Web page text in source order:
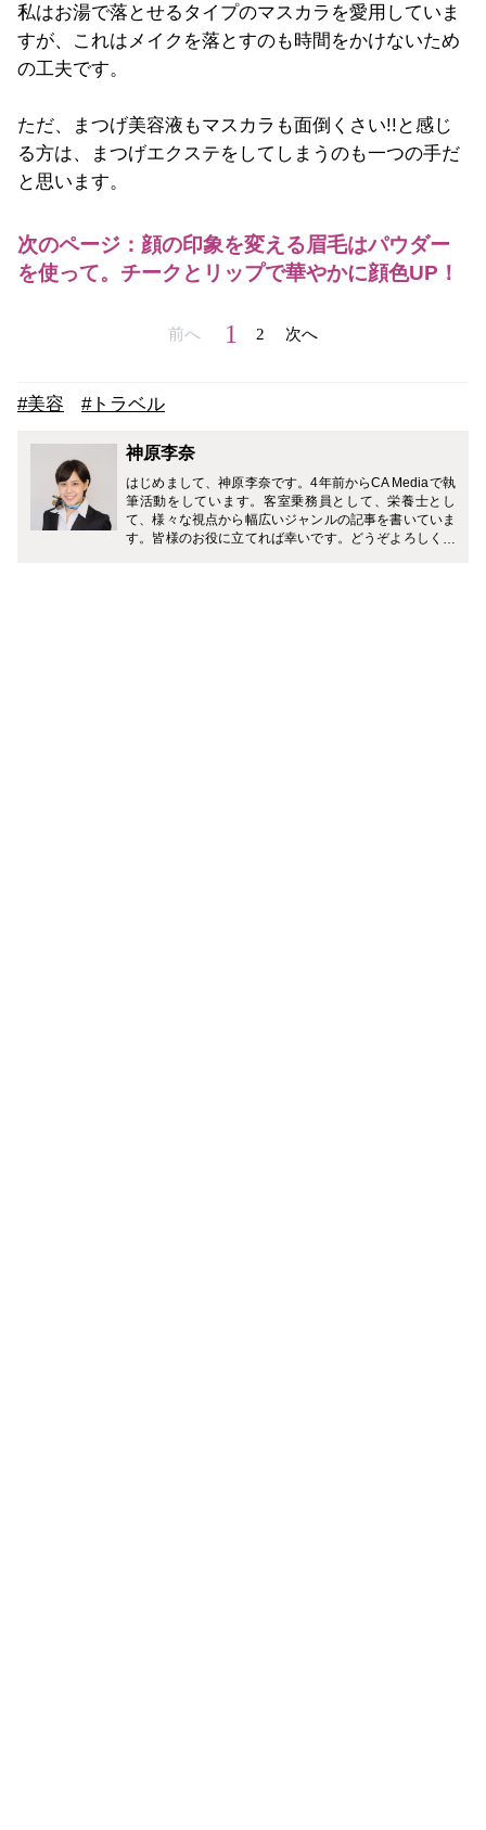
私はお湯で落とせるタイプのマスカラを愛用していま
すが、
これはメイクを落とすのも時間をかけないため
の工夫です。
ただ、まつげ美容液もマスカラも面倒くさい!!と感じ
る方は、まつげエクステをしてしまうのも一つの手だ
と思います。
次のページ：顔の印象を変える眉毛はパウダー
を使って。チークとリップで華やかに顔色UP！
前へ 1 2 次へ
#美容 #トラベル
神原李奈
はじめまして、神原李奈です。4年前からCA Mediaで執
筆活動をしています。客室乗務員として、栄養士とし
て、様々な視点から幅広いジャンルの記事を書いていま
す。皆様のお役に立てれば幸いです。どうぞよろしくお